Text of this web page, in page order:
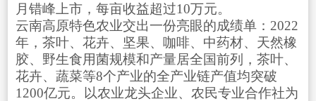
月错峰上市，每亩收益超过10万元。
云南高原特色农业交出一份亮眼的成绩单：2022
年，茶叶、花卉、坚果、咖啡、中药材、天然橡
胶、野生食用菌规模和产量居全国前列，茶叶、
花卉、蔬菜等8个产业的全产业链产值均突破
1200亿元。以农业龙头企业、农民专业合作社为